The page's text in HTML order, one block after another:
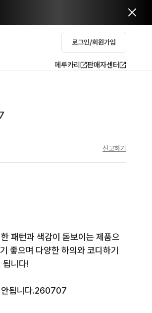
로그인/회원가입
메루카리 판매자센터
신고하기
패턴과 색감이 돋보이는 제품으
좋으며 다양한 하의와 코디하기
됩니다!
안됩니다.260707